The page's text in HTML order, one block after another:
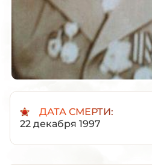
ДАТА СМЕРТИ:
22 декабря 1997